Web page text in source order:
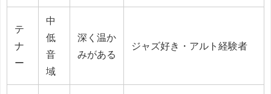
テ
ナ
ー
中
低
音
域
深く温か
みがある
ジャズ好き・アルト経験者